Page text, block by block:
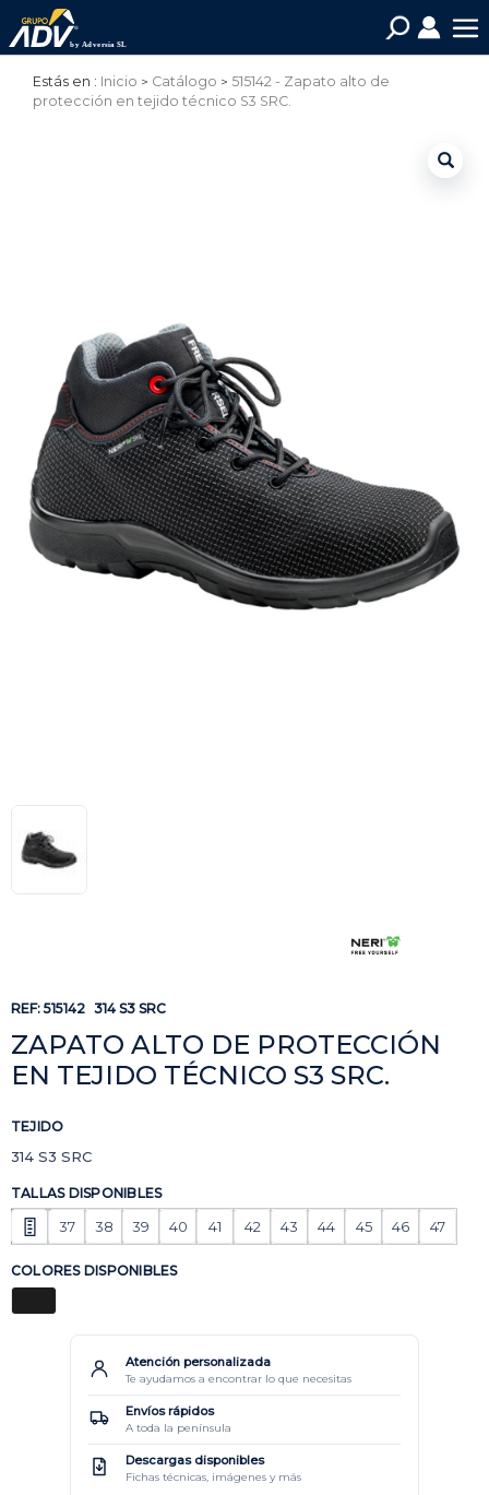
Estás en : Inicio Catálogo
515142 - Zapato alto de
protección en tejido técnico S3 SRC.
REF:515142 314 S3 SRC
ZAPATO ALTO DE PROTECCIÓN
EN TEJIDO TÉCNICO S3 SRC.
TEJIDO
314 S3 SRC
TALLAS DISPONIBLES
37 38 39 40 41 42 43 44 45 46 47
COLORES DISPONIBLES
Atención personalizada
Te ayudamos a encontrar lo que necesitas
Envíos rápidos
A toda la península
Descargas disponibles
Fichas técnicas, imágenes y más